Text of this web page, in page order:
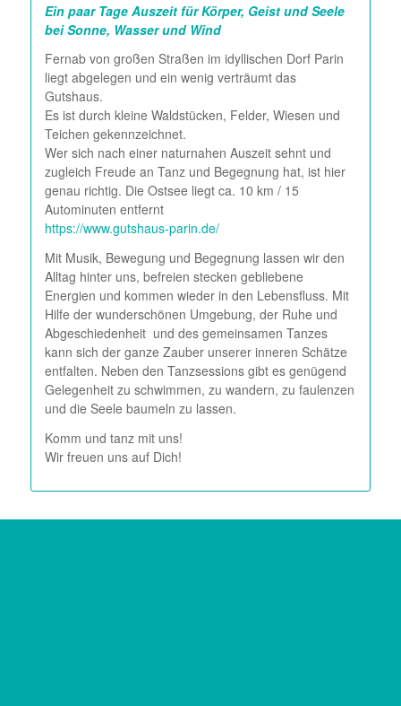
Ein paar Tage Auszeit für Körper, Geist und Seele
bei Sonne, Wasser und Wind
Fernab von großen Straßen im idyllischen Dorf Parin
liegt abgelegen und ein wenig verträumt das
Gutshaus.
Es ist durch kleine Waldstücken, Felder, Wiesen und
Teichen gekennzeichnet.
Wer sich nach einer naturnahen Auszeit sehnt und
zugleich Freude an Tanz und Begegnung hat, ist hier
genau richtig. Die Ostsee liegt ca. 10 km / 15
Autominuten entfernt
https://www.gutshaus-parin.de/
Mit Musik, Bewegung und Begegnung lassen wir den
Alltag hinter uns, befreien stecken gebliebene
Energien und kommen wieder in den Lebensfluss. Mit
Hilfe der wunderschönen Umgebung, der Ruhe und
Abgeschiedenheit und des gemeinsamen Tanzes
kann sich der ganze Zauber unserer inneren Schätze
entfalten. Neben den Tanzsessions gibt es genügend
Gelegenheit zu schwimmen, zu wandern, zu faulenzen
und die Seele baumeln zu lassen.
Komm und tanz mit uns!
Wir freuen uns auf Dich!